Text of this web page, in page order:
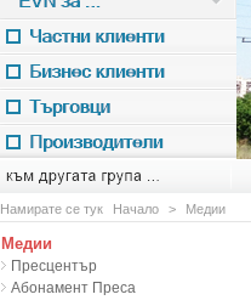
към другата група ...
EVN for
Частни клиенти
Бизнес клиенти
Търговци
Производители
Намирате се тук Начало > Медии
Медии
Пресцентър
Абонамент Преса